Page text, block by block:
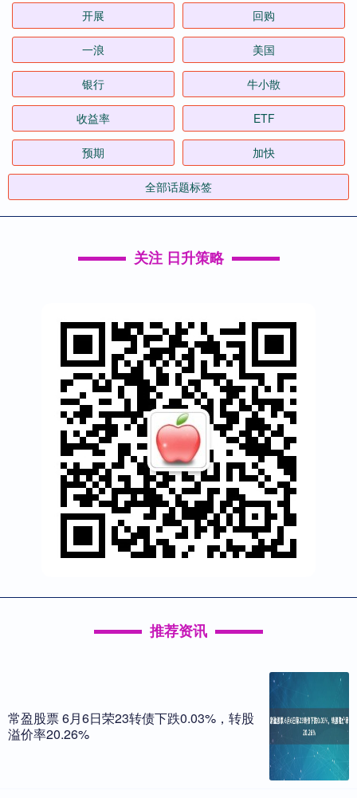
开展 回购
一浪 美国
银行 牛小散
收益率 ETF
预期 加快
全部话题标签
关注 日升策略
推荐资讯
常盈股票 6月6日荣23转债下跌0.03%，转股
溢价率20.26%